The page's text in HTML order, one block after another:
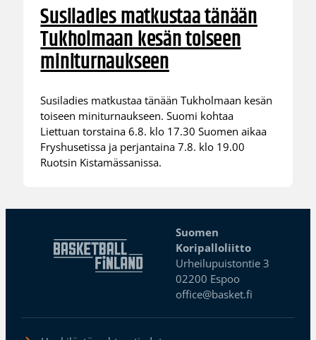
Susiladies matkustaa tänään
Tukholmaan kesän toiseen
miniturnaukseen
Susiladies matkustaa tänään Tukholmaan kesän
toiseen miniturnaukseen. Suomi kohtaa
Liettuan torstaina 6.8. klo 17.30 Suomen aikaa
Fryshusetissa ja perjantaina 7.8. klo 19.00
Ruotsin Kistamässanissa.
Suomen
Koripalloliitto
Urheilupuistontie 3
02200 Espoo
office@basket.fi